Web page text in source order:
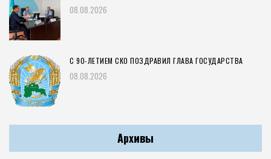
08.08.2026
С 90-ЛЕТИЕМ СКО ПОЗДРАВИЛ ГЛАВА ГОСУДАРСТВА
08.08.2026
Архивы